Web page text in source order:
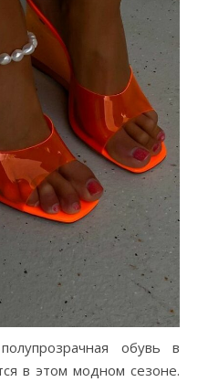
обувь в
в этом модном сезоне.